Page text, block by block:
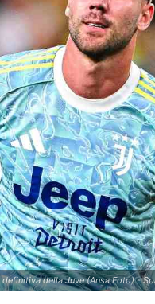
della Juve (Ansa Foto) -